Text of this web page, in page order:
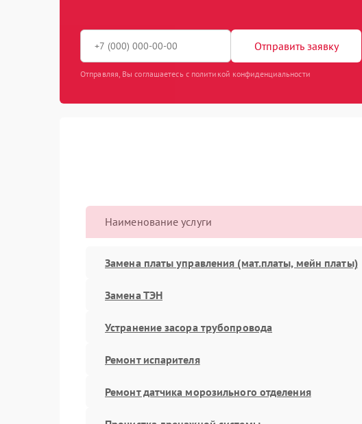
Отправить заявку
Отправляя, Вы соглашаетесь с политикой конфиденциальности
Наименование услуги
Замена платы управления (мат.платы, мейн платы)
Замена ТЭН
Устранение засора трубопровода
Ремонт испарителя
Ремонт датчика морозильного отделения